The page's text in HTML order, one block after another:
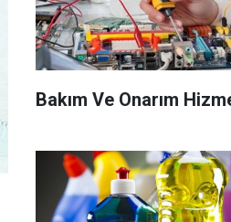
Bakım Ve Onarım